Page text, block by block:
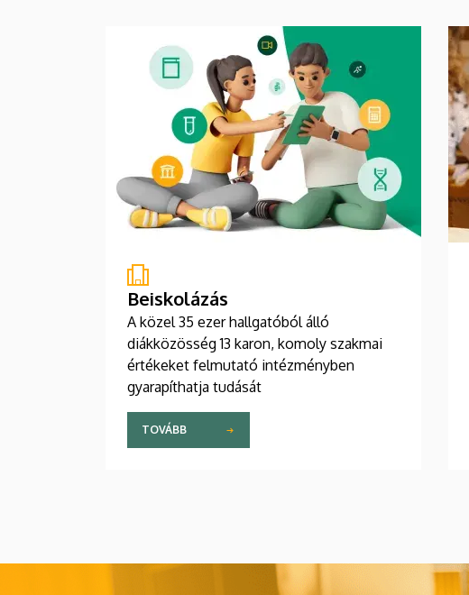
Beiskolázás
A közel 35 ezer hallgatóból álló
diákközösség 13 karon, komoly szakmai
értékeket felmutató intézményben
gyarapíthatja tudását
TOVÁBB